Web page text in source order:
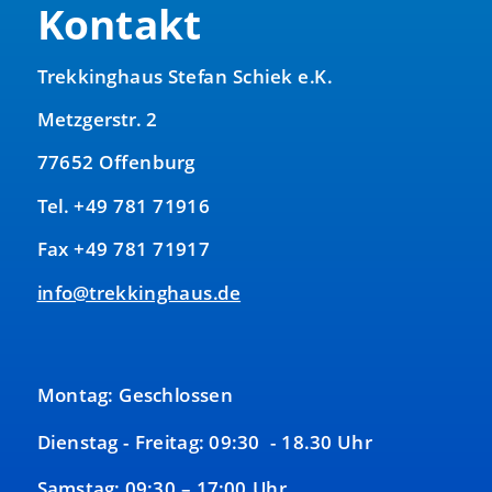
Kontakt
Trekkinghaus Stefan Schiek e.K.
Metzgerstr. 2
77652 Offenburg
Tel. +49 781 71916
Fax +49 781 71917
info@trekkinghaus.de
Montag: Geschlossen
Dienstag - Freitag: 09:30 - 18.30 Uhr